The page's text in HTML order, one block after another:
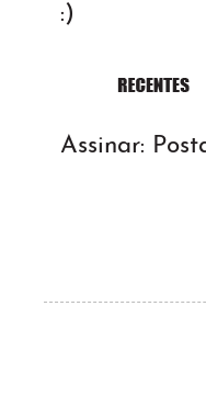
:)
Assinar: